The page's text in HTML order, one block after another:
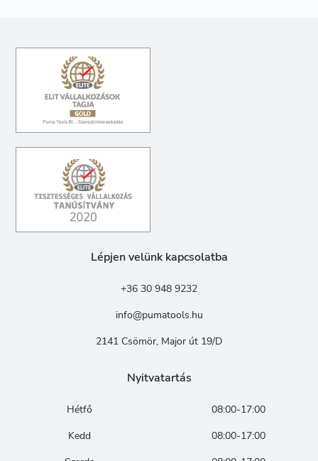
Lépjen velünk kapcsolatba
+36 30 948 9232
info@pumatools.hu
2141 Csömör, Major út 19/D
Nyitvatartás
Hétfő
08:00-17:00
Kedd
08:00-17:00